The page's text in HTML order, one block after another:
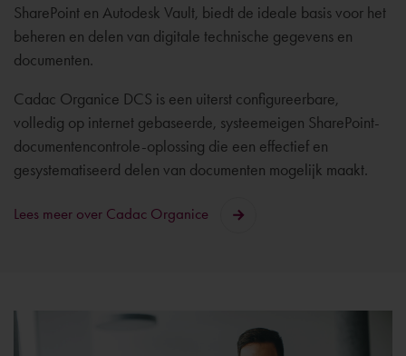
SharePoint en Autodesk Vault, biedt de ideale basis voor het
beheren en delen van digitale technische gegevens en
documenten.
Cadac Organice DCS is een uiterst configureerbare,
volledig op internet gebaseerde, systeemeigen SharePoint-
documentencontrole-oplossing die een effectief en
gesystematiseerd delen van documenten mogelijk maakt.
Lees meer over Cadac Organice